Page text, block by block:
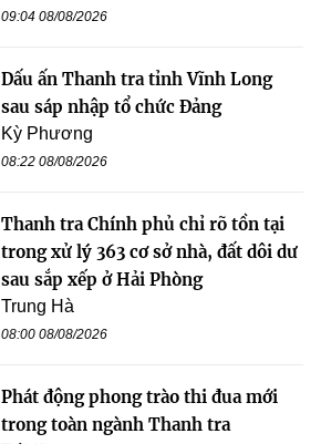
09:04 08/08/2026
Dấu ấn Thanh tra tỉnh Vĩnh Long
sau sáp nhập tổ chức Đảng
Kỳ Phương
08:22 08/08/2026
Thanh tra Chính phủ chỉ rõ tồn tại
trong xử lý 363 cơ sở nhà, đất dôi dư
sau sắp xếp ở Hải Phòng
Trung Hà
08:00 08/08/2026
Phát động phong trào thi đua mới
trong toàn ngành Thanh tra